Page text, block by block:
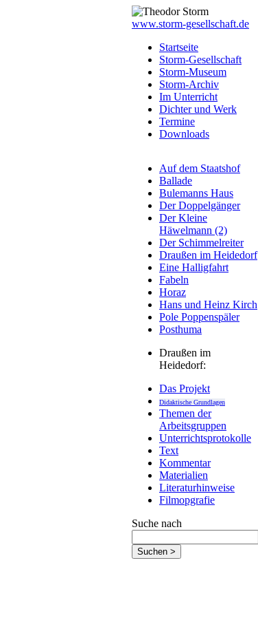
www.storm-gesellschaft.de
Startseite
Storm-Gesellschaft
Storm-Museum
Storm-Archiv
Im Unterricht
Dichter und Werk
Termine
Downloads
Auf dem Staatshof
Ballade
Bulemanns Haus
Der Doppelgänger
Der Kleine
Häwelmann (2)
Der Schimmelreiter
Draußen im Heidedorf
Eine Halligfahrt
Fabeln
Horaz
Hans und Heinz Kirch
Pole Poppenspäler
Posthuma
Draußen im
Heidedorf:
Das Projekt
Didaktische Grundlagen
Themen der
Arbeitsgruppen
Unterrichtsprotokolle
Text
Kommentar
Materialien
Literaturhinweise
Filmopgrafie
Suche nach